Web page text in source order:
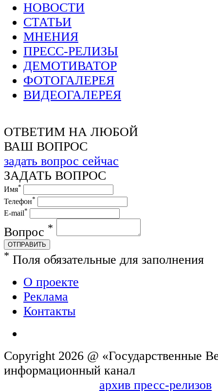
НОВОСТИ
СТАТЬИ
МНЕНИЯ
ПРЕСС-РЕЛИЗЫ
ДЕМОТИВАТОР
ФОТОГАЛЕРЕЯ
ВИДЕОГАЛЕРЕЯ
ОТВЕТИМ НА ЛЮБОЙ
ВАШ ВОПРОС
задать вопрос сейчас
ЗАДАТЬ ВОПРОС
Имя*
Телефон*
E-mail*
Вопрос *
ОТПРАВИТЬ
* Поля обязательные для заполнения
О проекте
Реклама
Контакты
Copyright 2026 @ «Государственные
архив пресс-релизов